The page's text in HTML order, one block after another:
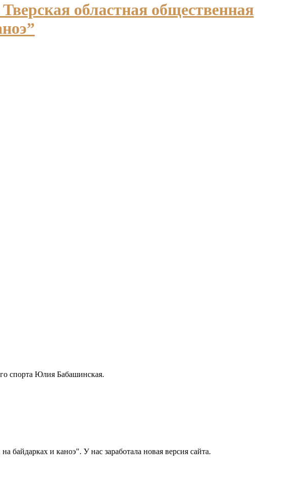
Тверская областная общественная
спорта Юлия Бабашинская.
байдарках и каноэ". У нас заработала новая версия сайта.